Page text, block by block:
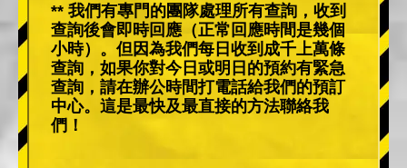
** 我們有專門的團隊處理所有查詢，收到
查詢後會即時回應（正常回應時間是幾個
小時）。但因為我們每日收到成千上萬條
查詢，如果你對今日或明日的預約有緊急
查詢，請在辦公時間打電話給我們的預訂
中心。這是最快及最直接的方法聯絡我
們！